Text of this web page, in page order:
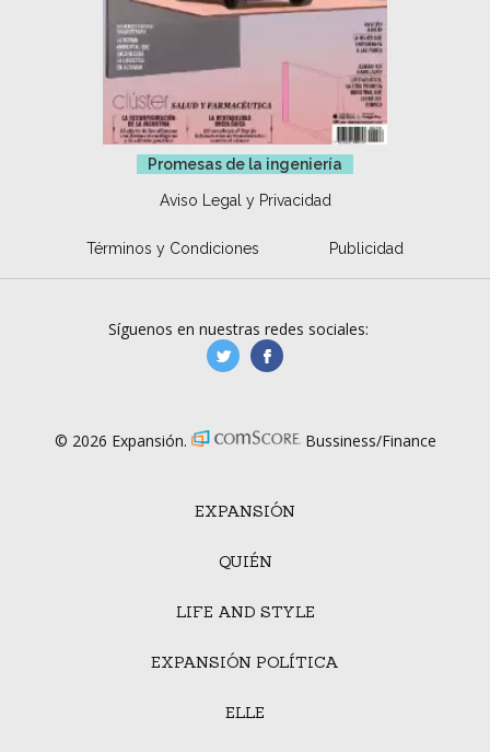
Promesas de la ingeniería
Aviso Legal y Privacidad
Términos y Condiciones Publicidad
EXPANSIÓN
QUIÉN
LIFE AND STYLE
EXPANSIÓN POLÍTICA
ELLE
Síguenos en nuestras redes sociales:
manufacturaGE
© 2026 Expansión. Bussiness/Finance